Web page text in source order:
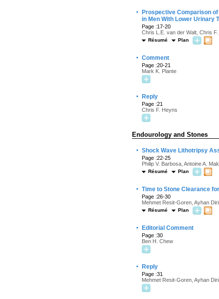
·
Prospective Comparison
in Men With Lower Urinary
Page :17-20
Chris L.E. van der Walt, Chris
Résumé Plan
· Comment
Page :20-21
Mark K. Plante
· Reply
Page :21
Chris F. Heyns
Endourology and Stones
· Shock Wave Lithotripsy
Page :22-25
Philip V. Barbosa, Antoine A.
Résumé Plan
· Time to Stone Clearance
Page :26-30
Mehmet Resit-Goren, Ayhan
Résumé Plan
· Editorial Comment
Page :30
Ben H. Chew
· Reply
Page :31
Mehmet Resit-Goren, Ayhan